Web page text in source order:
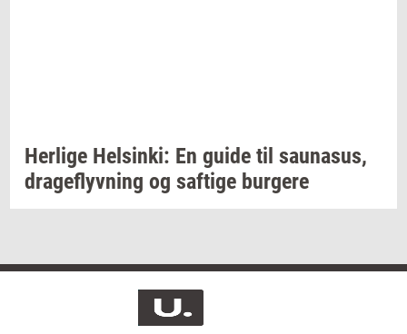
Her­li­ge Hels­inki: En guide til sau­nasus,
drage­flyv­ning og saf­ti­ge bur­ge­re